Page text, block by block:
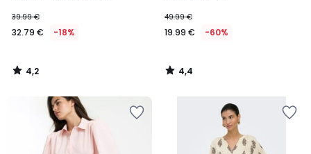
39.99 €
32.79 € -18%
4,2
/
49.99 €
19.99 € -60%
4,4
/